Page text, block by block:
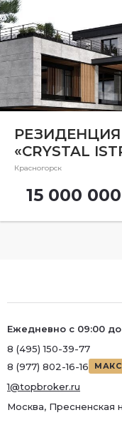
Общая площадь, м
Ремонт
Ремонт
Район
Район
Метро
«CRYSTAL
Красногорск
15 000
Ежедневно с 09:00 до
8 (495) 150-39-77
8 (977) 802-16-16
МАКС
1@topbroker.ru
Москва, Пресненская